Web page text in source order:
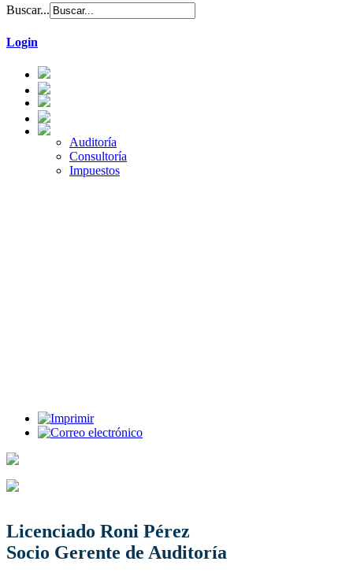
Buscar...
Login
Auditoría
Consultoría
Impuestos
Licenciado Roni Pérez
Socio Gerente de Auditoría